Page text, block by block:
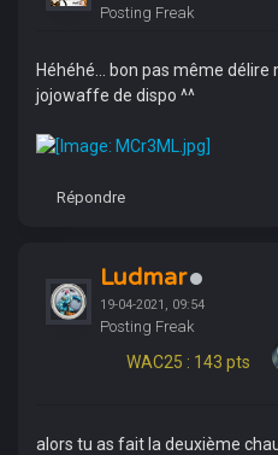
Posting Freak
Héhéhé... bon pas même délire
jojowaffe de dispo ^^
Répondre
Ludmar
19-04-2021, 09:54
Posting Freak
WAC25 : 143 pts
alors tu as fait la deuxième